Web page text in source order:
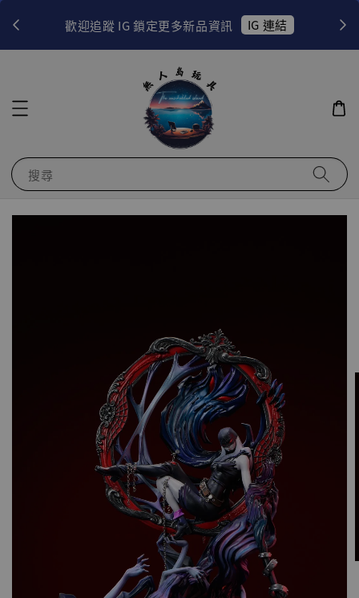
歡迎追蹤 IG 鎖定更多新品資訊 IG 連結
搜尋